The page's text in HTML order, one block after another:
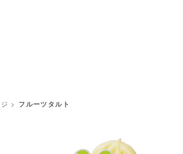
> フルーツタルト